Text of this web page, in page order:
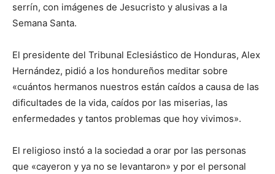
serrín, con imágenes de Jesucristo y alusivas a la
Semana Santa.
El presidente del Tribunal Eclesiástico de Honduras, Alex
Hernández, pidió a los hondureños meditar sobre
«cuántos hermanos nuestros están caídos a causa de las
dificultades de la vida, caídos por las miserias, las
enfermedades y tantos problemas que hoy vivimos».
El religioso instó a la sociedad a orar por las personas
que «cayeron y ya no se levantaron» y por el personal